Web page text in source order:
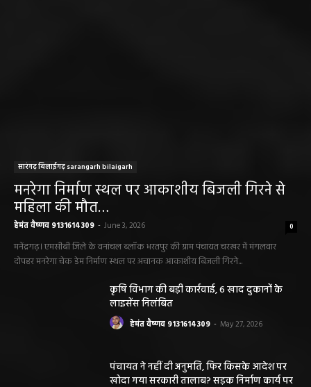
सारंगढ़ बिलाईगढ़ sarangarh bilaigarh
मनरेगा निर्माण स्थल पर आकाशीय बिजली गिरने से
महिला की मौत…
हेमंत वैष्णव 9131614309 - June 3, 2026 0
मनेंद्रगढ़। एमसीबी जिले के वनांचल ब्लॉक भरतपुर की ग्राम पंचायत चरखर में मंगलवार
दोपहर मनरेगा चेक डेम निर्माण स्थल पर अचानक आकाशीय बिजली गिरने...
कृषि विभाग की बड़ी कार्रवाई, 6 खाद दुकानों के
लाइसेंस निलंबित
हेमंत वैष्णव 9131614309 - May 27, 2026
पंचायत ने नहीं दी अनुमति, फिर किसके आदेश पर
खोदा गया सरकारी तालाब? सड़क निर्माण कार्य पर